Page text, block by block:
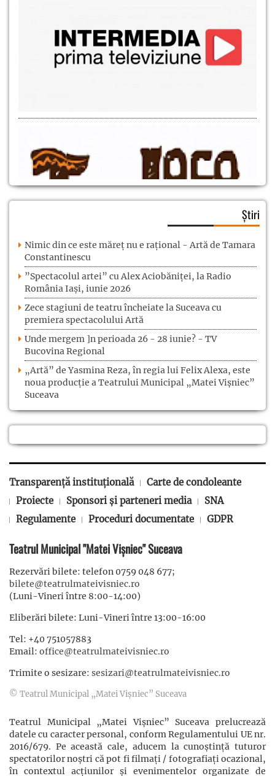
Știri
Nimic din ce este măreț nu e rațional - Artă de Tamara
Constantinescu
”Spectacolul artei” cu Alex Aciobăniței, la Radio
România Iași, iunie 2026
Zece stagiuni de teatru încheiate la Suceava cu
premiera spectacolului Artă
Unde mergem ]n perioada 26 - 28 iunie? - TV
Bucovina Regional
„Artă” de Yasmina Reza, în regia lui Felix Alexa, este
noua producție a Teatrului Municipal „Matei Vișniec”
Suceava
Transparență instituțională
Carte de condoleante
Proiecte
Sponsori și parteneri media
SNA
Regulamente
Proceduri documentate GDPR
Teatrul Municipal "Matei Vișniec" Suceava
Rezervări bilete: telefon 0759 048 677;
bilete@teatrulmateivisniec.ro
(Luni-Vineri între 8:00-14:00)
Eliberări bilete: Luni-Vineri între 13:00-16:00
Tel: +40 751057883
Email: office@teatrulmateivisniec.ro
Trimite o sesizare: sesizari@teatrulmateivisniec.ro
© Teatrul Municipal „Matei Vișniec” Suceava
Teatrul Municipal „Matei Vișniec” Suceava prelucrează
datele cu caracter personal, conform Regulamentului UE nr.
2016/679. Pe această cale, aducem la cunoștință tuturor
spectatorilor noștri că pot fi filmaţi / fotografiaţi ocazional,
în contextul acţiunilor şi evenimentelor organizate de